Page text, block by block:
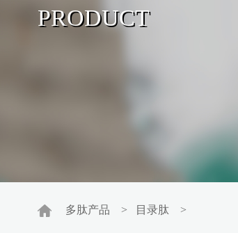
PRODUCT
多肽产品 > 目录肽 >